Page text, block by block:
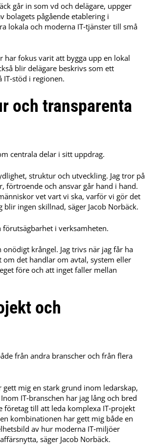
går in som vd och delägare, uppger
bolagets pågående etablering i
lokala och moderna IT‑tjänster till små
har fokus varit att bygga upp en lokal
blir delägare beskrivs som ett
i regionen.
och transparenta
centrala delar i sitt uppdrag.
struktur och utveckling. Jag tror på
förtroende och ansvar går hand i hand.
vet vart vi ska, varför vi gör det
ingen skillnad, säger Jacob Norbäck.
i verksamheten.
krångel. Jag trivs när jag får ha
det handlar om avtal, system eller
före och att inget faller mellan
och
från andra branscher och från flera
mig en stark grund inom ledarskap,
IT‑branschen har jag lång och bred
till att leda komplexa IT‑projekt
kombinationen har gett mig både en
av hur moderna IT‑miljöer
säger Jacob Norbäck.